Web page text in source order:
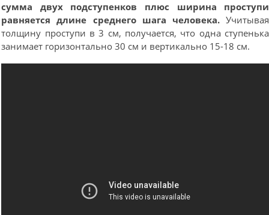
сумма двух подступенков плюс ширина проступи
равняется длине среднего шага человека. Учитывая
толщину проступи в 3 см, получается, что одна ступенька
занимает горизонтально 30 см и вертикально 15-18 см.